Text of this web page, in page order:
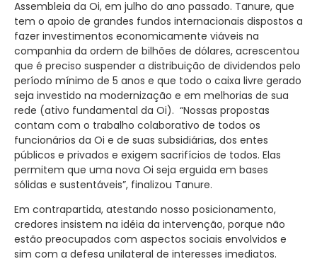
Assembleia da Oi, em julho do ano passado. Tanure, que
tem o apoio de grandes fundos internacionais dispostos a
fazer investimentos economicamente viáveis na
companhia da ordem de bilhões de dólares, acrescentou
que é preciso suspender a distribuição de dividendos pelo
período mínimo de 5 anos e que todo o caixa livre gerado
seja investido na modernização e em melhorias de sua
rede (ativo fundamental da Oi). “Nossas propostas
contam com o trabalho colaborativo de todos os
funcionários da Oi e de suas subsidiárias, dos entes
públicos e privados e exigem sacrifícios de todos. Elas
permitem que uma nova Oi seja erguida em bases
sólidas e sustentáveis”, finalizou Tanure.
Em contrapartida, atestando nosso posicionamento,
credores insistem na idéia da intervenção, porque não
estão preocupados com aspectos sociais envolvidos e
sim com a defesa unilateral de interesses imediatos.